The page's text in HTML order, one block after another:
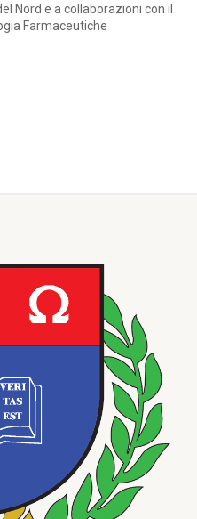
Nord e a collaborazioni con il
Farmaceutiche